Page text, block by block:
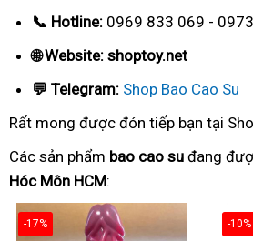
📞 Hotline: 0969 833 069 -
🌐 Website: shoptoy.net
💬 Telegram: Shop Bao Cao Su
Rất mong được đón tiếp bạn tại
Các sản phẩm bao cao su đang
Hóc Môn HCM:
-17% -10%